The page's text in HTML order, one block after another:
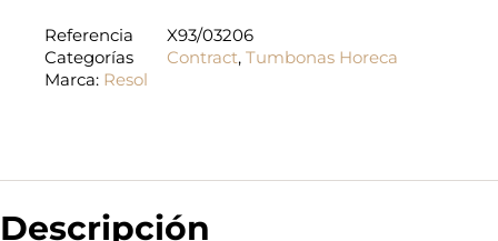
Referencia
X93/03206
Categorías
Contract, Tumbonas Horeca
Marca: Resol
Descripción